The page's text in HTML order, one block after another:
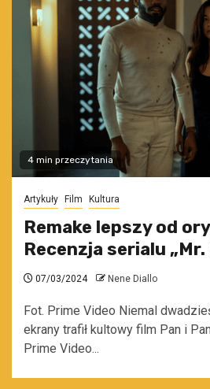
4 min przeczytania
Artykuły Film Kultura
Remake lepszy od
Recenzja serialu
07/03/2024 Nene Diallo
Fot. Prime Video Niemal
ekrany trafił kultowy film Pan i
Prime Video...